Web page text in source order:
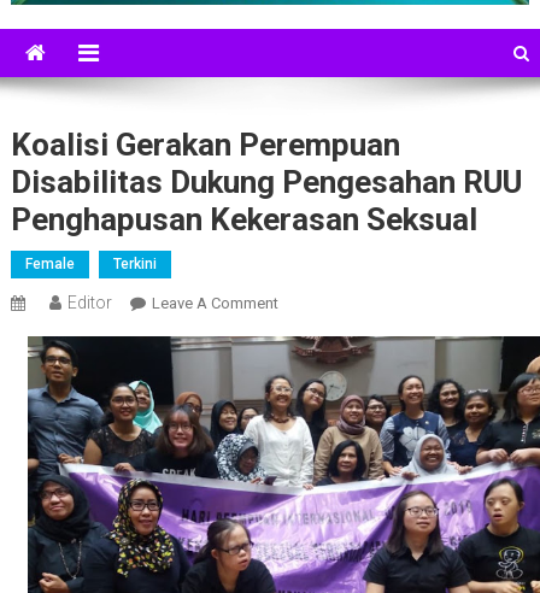
Koalisi Gerakan Perempuan
Disabilitas Dukung Pengesahan RUU
Penghapusan Kekerasan Seksual
Female Terkini
Editor Leave A CommentOn
Gerakan
Perempuan
Disabilitas
Dukung
Pengesahan
RUU
Penghapusan
Kekerasan
Seksual